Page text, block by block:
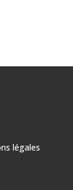
légales